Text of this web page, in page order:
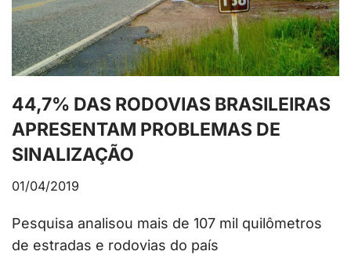
44,7% DAS RODOVIAS BRASILEIRAS
APRESENTAM PROBLEMAS DE
SINALIZAÇÃO
01/04/2019
Pesquisa analisou mais de 107 mil quilômetros
de estradas e rodovias do país